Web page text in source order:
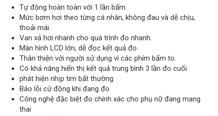
Tự động hoàn toàn với 1 lần bấm.
Mức bơm hơi theo từng cá nhân, không đau và dễ chịu,
thoải mái.
Van xả hơi nhanh cho quá trình đo nhanh.
Màn hình LCD lớn, dễ đọc kết quả đo.
Thân thiện với người sử dụng vì các phím bấm to.
Có khả năng hiển thị kết quả trung bình 3 lần đo cuối
phát hiện nhịp tim bất thường
Báo lỗi cử động khi đang đo
Công nghệ đặc biệt đo chính xác cho phụ nữ đang mang
thai